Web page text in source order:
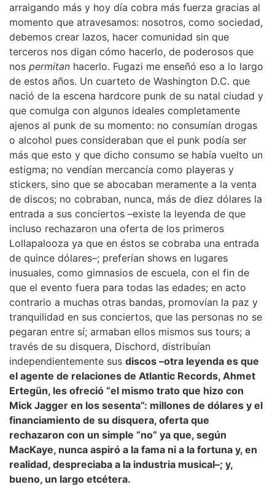
arraigando más y hoy día cobra más fuerza gracias al
momento que atravesamos: nosotros, como sociedad,
debemos crear lazos, hacer comunidad sin que
terceros nos digan cómo hacerlo, de poderosos que
nos permitan hacerlo. Fugazi me enseñó eso a lo largo
de estos años. Un cuarteto de Washington D.C. que
nació de la escena hardcore punk de su natal ciudad y
que comulga con algunos ideales completamente
ajenos al punk de su momento: no consumían drogas
o alcohol pues consideraban que el punk podía ser
más que esto y que dicho consumo se había vuelto un
estigma; no vendían mercancía como playeras y
stickers, sino que se abocaban meramente a la venta
de discos; no cobraban, nunca, más de diez dólares la
entrada a sus conciertos –existe la leyenda de que
incluso rechazaron una oferta de los primeros
Lollapalooza ya que en éstos se cobraba una entrada
de quince dólares–; preferían shows en lugares
inusuales, como gimnasios de escuela, con el fin de
que el evento fuera para todas las edades; en acto
contrario a muchas otras bandas, promovían la paz y
tranquilidad en sus conciertos, que las personas no se
pegaran entre sí; armaban ellos mismos sus tours; a
través de su disquera, Dischord, distribuían
independientemente sus discos –otra leyenda es que
el agente de relaciones de Atlantic Records, Ahmet
Ertegün, les ofreció “el mismo trato que hizo con
Mick Jagger en los sesenta”: millones de dólares y el
financiamiento de su disquera, oferta que
rechazaron con un simple “no” ya que, según
MacKaye, nunca aspiró a la fama ni a la fortuna y, en
realidad, despreciaba a la industria musical–; y,
bueno, un largo etcétera.